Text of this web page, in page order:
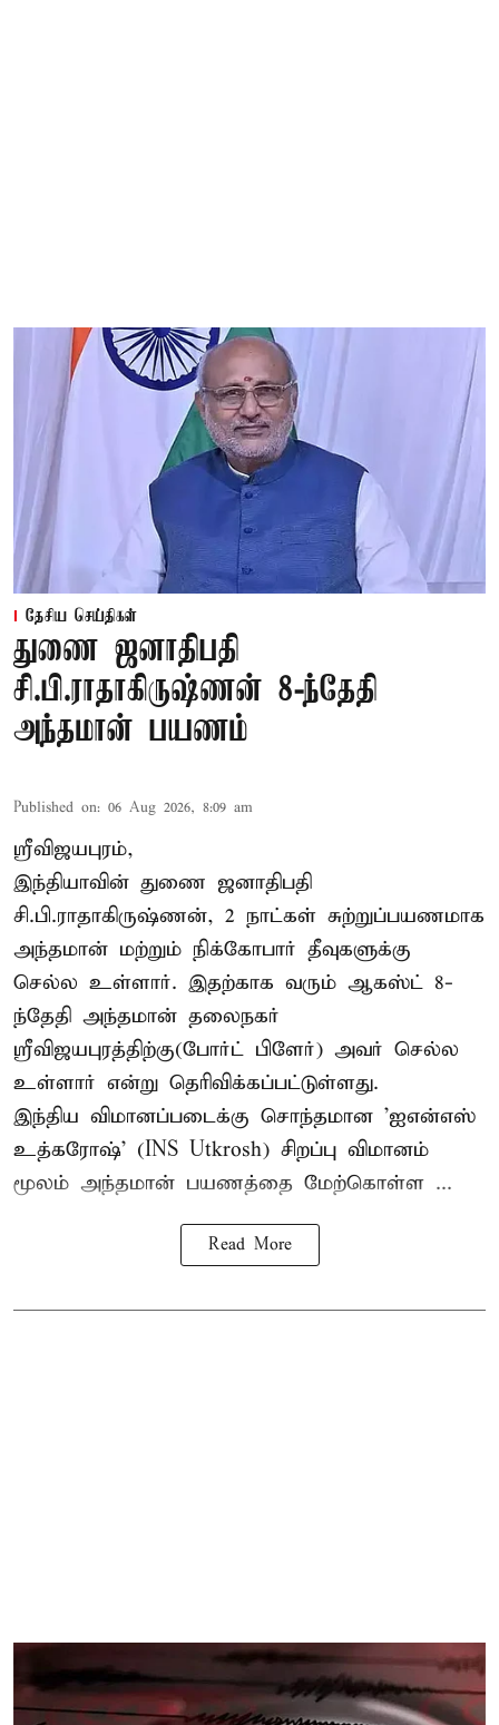
தேசிய செய்திகள்
துணை ஜனாதிபதி
சி.பி.ராதாகிருஷ்ணன் 8-ந்தேதி
அந்தமான் பயணம்
Published on: 06 Aug 2026, 8:09 am
ஸ்ரீவிஜயபுரம்,
இந்தியாவின் துணை ஜனாதிபதி
சி.பி.ராதாகிருஷ்ணன், 2 நாட்கள் சுற்றுப்பயணமாக
அந்தமான் மற்றும் நிக்கோபார் தீவுகளுக்கு
செல்ல உள்ளார். இதற்காக வரும் ஆகஸ்ட் 8-
ந்தேதி அந்தமான் தலைநகர்
ஸ்ரீவிஜயபுரத்திற்கு(போர்ட் பிளேர்) அவர் செல்ல
உள்ளார் என்று தெரிவிக்கப்பட்டுள்ளது.
இந்திய விமானப்படைக்கு சொந்தமான 'ஐஎன்எஸ்
உத்கரோஷ்' (INS Utkrosh) சிறப்பு விமானம்
மூலம் அந்தமான் பயணத்தை மேற்கொள்ள ...
Read More